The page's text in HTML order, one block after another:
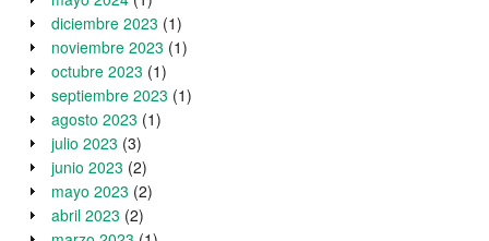
diciembre 2023 (1)
noviembre 2023 (1)
octubre 2023 (1)
septiembre 2023 (1)
agosto 2023 (1)
julio 2023 (3)
junio 2023 (2)
mayo 2023 (2)
abril 2023 (2)